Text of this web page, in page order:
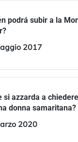
podrá subir a la
2017
si azzarda a
donna samaritana?
2020